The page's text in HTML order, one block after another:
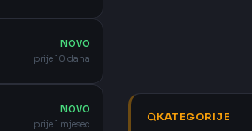
NOVO
prije 10 dana
NOVO
prije 1 mjesec
KATEGORIJE